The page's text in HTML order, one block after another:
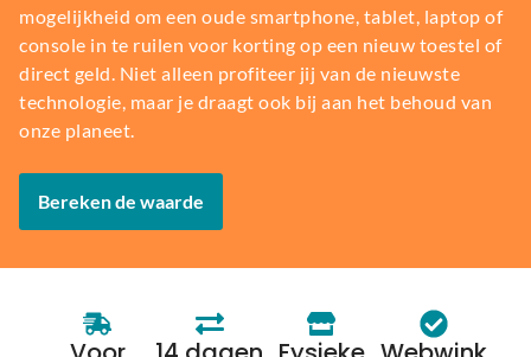
mogelijkheid om een oude smartphone, tablet, laptop of
console in te ruilen voor korting op een nieuw toestel of
direct geld. Niet alleen profiteer jij van de nieuwste
technologie, maar je draagt ook bij aan het behoud van
onze planeet.
Bereken de waarde